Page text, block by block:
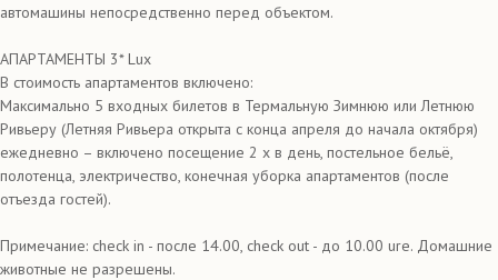
автомашины непосредственно перед объектом.
АПАРТАМЕНТЫ 3* Lux
В стоимость апартаментов включено:
Максимально 5 входных билетов в Термальную Зимнюю или Летнюю
Ривьеру (Летняя Ривьера открыта с конца апреля до начала октября)
ежедневно – включено посещение 2 х в день, постельное бельё,
полотенца, электричество, конечная уборка апартаментов (после
отъезда гостей).
Примечание: сheck in - после 14.00, check out - до 10.00 ure. Домашние
животные не разрешены.